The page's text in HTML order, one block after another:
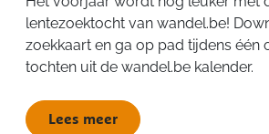
lentezoektocht van wandel.be!
zoekkaart en ga op pad tijdens één
tochten uit de wandel.be kalender.
Lees meer